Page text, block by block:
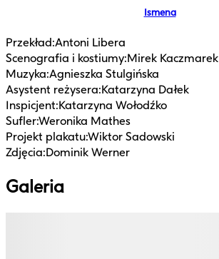
Ismena
Przekład:Antoni Libera
Scenografia i kostiumy:Mirek Kaczmarek
Muzyka:Agnieszka Stulgińska
Asystent reżysera:Katarzyna Dałek
Inspicjent:Katarzyna Wołodźko
Sufler:Weronika Mathes
Projekt plakatu:Wiktor Sadowski
Zdjęcia:Dominik Werner
Galeria